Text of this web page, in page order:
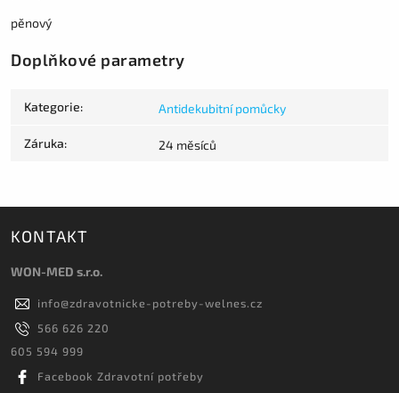
pěnový
Doplňkové parametry
Kategorie: Antidekubitní pomůcky
Záruka: 24 měsíců
KONTAKT
WON-MED s.r.o.
info@zdravotnicke-potreby-welnes.cz
566 626 220
605 594 999
Facebook Zdravotní potřeby